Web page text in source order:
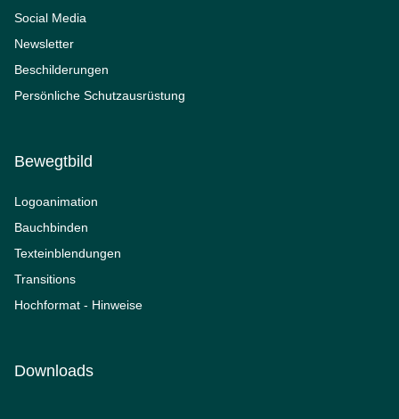
Social Media
Newsletter
Beschilderungen
Persönliche Schutzausrüstung
Bewegtbild
Logoanimation
Bauchbinden
Texteinblendungen
Transitions
Hochformat - Hinweise
Downloads